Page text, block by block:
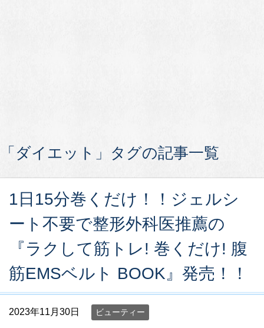
「ダイエット」タグの記事一覧
1日15分巻くだけ！！ジェルシ
ート不要で整形外科医推薦の
『ラクして筋トレ! 巻くだけ! 腹
筋EMSベルト BOOK』発売！！
2023年11月30日 ビューティー